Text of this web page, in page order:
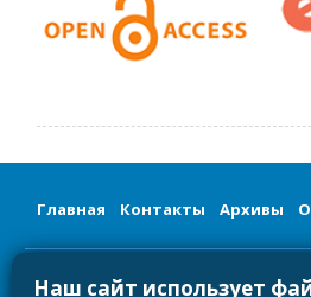
Наш сайт использует
Главная Контакты Архивы
Reclamation and Hydraulic Engineering»